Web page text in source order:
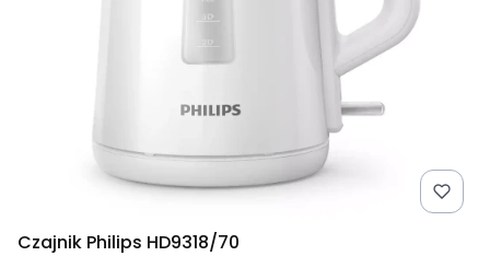
Czajnik Philips HD9318/70